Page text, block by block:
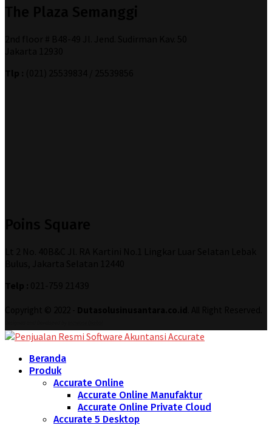
Beranda
Produk
Accurate Online
Accurate Online Manufaktur
Accurate Online Private Cloud
Accurate 5 Desktop